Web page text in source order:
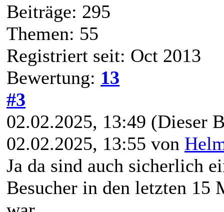
Beiträge: 295
Themen: 55
Registriert seit: Oct 2013
Bewertung: 13
#3
02.02.2025, 13:49 (Dieser
02.02.2025, 13:55 von
Ja da sind auch sicherlich
Besucher in den letzten 15